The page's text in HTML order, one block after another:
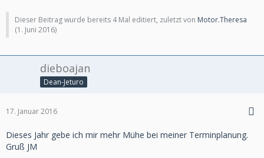
Dieser Beitrag wurde bereits 4 Mal editiert, zuletzt von Motor.Theresa
(1. Juni 2016)
dieboajan
Dean-Jeturo
17. Januar 2016
Dieses Jahr gebe ich mir mehr Mühe bei meiner Terminplanung.
Gruß JM